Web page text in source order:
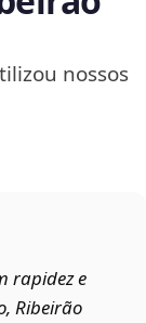
nossos
rapidez e
Ribeirão